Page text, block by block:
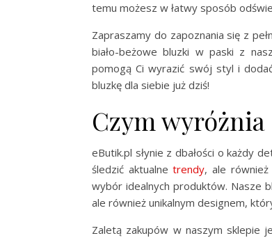
temu możesz w łatwy sposób
Zapraszamy do zapoznania się z
biało-beżowe bluzki w paski z
pomogą Ci wyrazić swój styl i
bluzkę dla siebie już dziś!
Czym wyróżnia
eButik.pl słynie z dbałości o każdy
śledzić aktualnetrendy, ale również
wybór idealnych produktów. Nasze
ale również unikalnym designem,
Zaletą zakupów w naszym sklepie